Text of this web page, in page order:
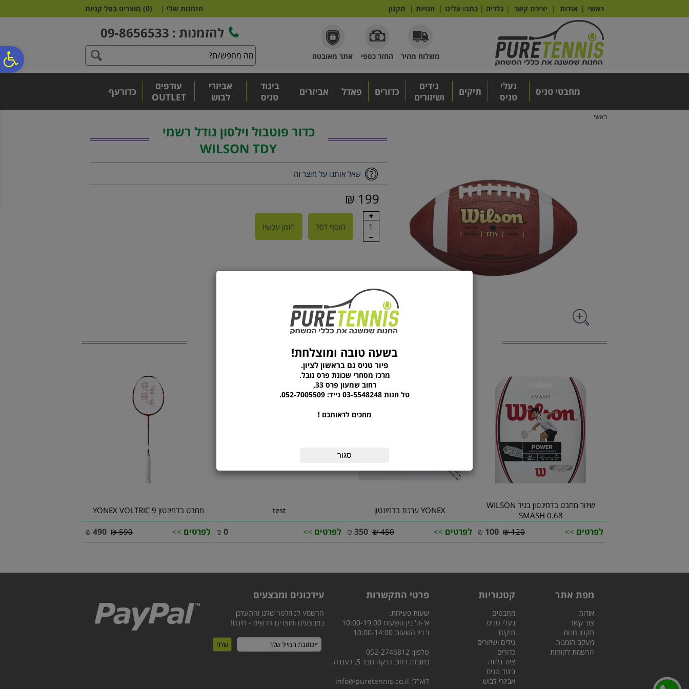
נגישות
אתר
המרכזי
ראשי | אודות | יצירת קשר | גלריה | כתבו עלינו | חנויות | תקנון הזמנות שלי |
(
0
) מוצרים בסל קניות
משלוח מהיר החזר כספי אתר מאובטח
להזמנות : 09-8656533
מחבטי טניס
נעלי
טניס
תיקים
גידים
ושיזורים
כדורים פאדל אביזרים
ביגוד
טניס
אביזרי
לבוש
עודפים
OUTLET
כדורעף
ראשי
כדור פוטבול וילסון גודל רשמי
WILSON TDY
שאל אותנו על מוצר זה
199 ₪
1 הוסף לסל הזמן עכשיו
שיזור מחבט בדמינטון בגיד WILSON
SMASH 0.68
לפרטים >>
120 ₪
100
₪
YONEX ערכת בדמינטון
לפרטים >>
450 ₪
350
₪
test
לפרטים >>
0
₪
מחבט בדמינטון YONEX VOLTRIC 9
לפרטים >>
590 ₪
490
₪
מפת אתר קטגוריות פרטי התקשרות עידכונים ומבצעים
אודות
צור קשר
תקנון חנות
מעקב הזמנות
הרשמת לקוחות
מחבטים
נעלי טניס
תיקים
גידים ושיזורים
כדורים
ציוד נלווה
ביגוד טניס
אביזרי לבוש
שעות פעילות:
א'-ה' בין השעות 10:00-19:00
ו' בין השעות 10:00-14:00
טלפון: 052-2746812
כתובת: רחוב רבקה גובר 5, רעננה.
דוא"ל: info@puretennis.co.il
הרשמ/י לניוזלטר שלנו והתעדכן
במבצעים ומוצרים חדשים - חינם!
בשעה טובה ומוצלחת!
פיור טניס גם בראשון לציון.
מרכז מסחרי שכונת פרס נובל.
רחוב שמעון פרס 33,
טל חנות 03-5548248 נייד: 052-7005509.
מחכים לראותכם !
סגור